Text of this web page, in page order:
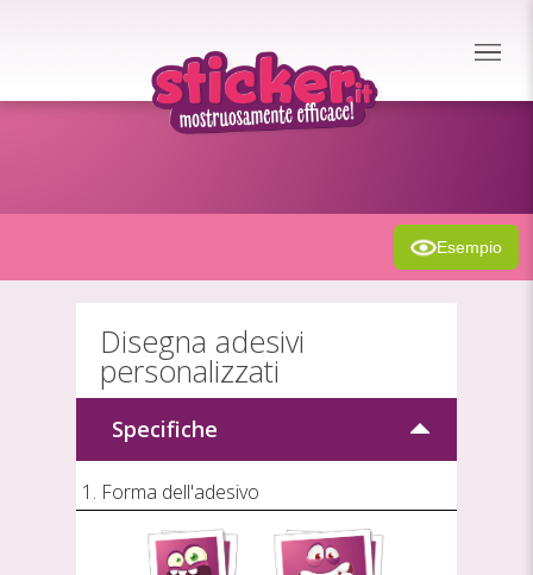
Esempio
Disegna adesivi
personalizzati
Specifiche
1. Forma dell'adesivo